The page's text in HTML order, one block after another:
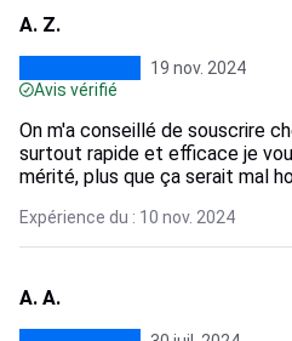
A. Z.
19 nov. 2024
Avis vérifié
On m'a conseillé de souscrire
surtout rapide et efficace je
mérité, plus que ça serait mal
Expérience du : 10 nov. 2024
A. A.